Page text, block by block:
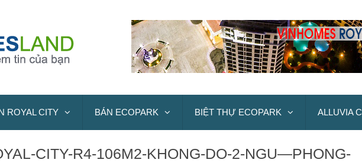
ROYAL CITY BÁN ECOPARK BIỆT THỰ ECOPARK ALLUVIA
CITY-R4-106M2-KHONG-DO-2-NGU—PHONG-